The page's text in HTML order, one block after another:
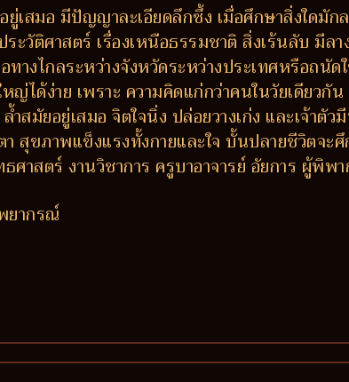
เสมอ มีปัญญาละเอียดลึกซึ้ง เมื่อศึกษาสิ่งใดมั
ะวัติศาสตร์ เรื่องเหนือธรรมชาติ สิ่งเร้นลับ
างไกลระหว่างจังหวัดระหว่างประเทศหรือถนั
ได้ง่าย เพราะ ความคิดแก่กว่าคนในวัยเดียว
สมัยอยู่เสมอ จิตใจนิ่ง ปล่อยวางเก่ง และเจ้าตั
สุขภาพแข็งแรงทั้งกายและใจ บั้นปลายชีวิตจ
ศาสตร์ งานวิชาการ ครูบาอาจารย์ อัยการ ผู้พิ
ยากรณ์